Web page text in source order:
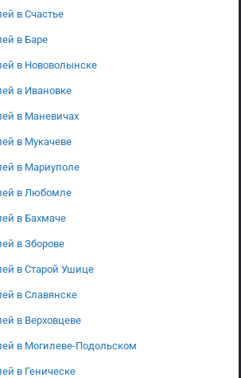
в Счастье
в Баре
в Нововолынске
в Ивановке
в Маневичах
в Мукачеве
в Мариуполе
в Любомле
в Бахмаче
в Зборове
в Старой Ушице
в Славянске
в Верховцеве
в Могилеве-Подольском
в Геническе